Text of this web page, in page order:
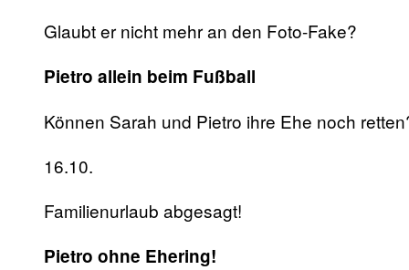
Glaubt er nicht mehr an den Foto-Fake?
Pietro allein beim Fußball
Können Sarah und Pietro ihre Ehe noch
16.10.
Familienurlaub abgesagt!
Pietro ohne Ehering!